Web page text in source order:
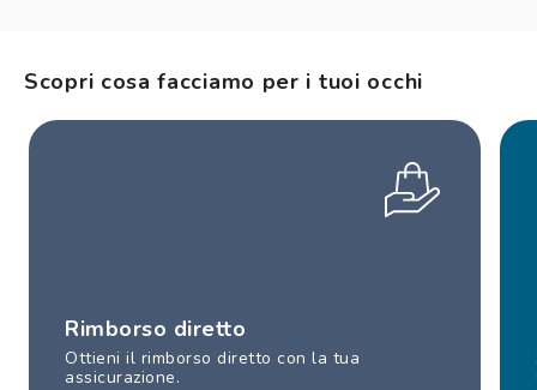
Scopri cosa facciamo per i tuoi occhi
Rimborso diretto
Ottieni il rimborso diretto con la tua
assicurazione.